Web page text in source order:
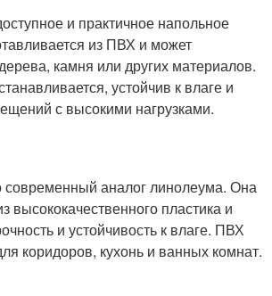
и практичное напольное
из ПВХ и может
камня или других материалов.
устойчив к влаге и
с высокими нагрузками.
аналог линолеума. Она
высококачественного пластика и
и устойчивость к влаге. ПВХ
коридоров, кухонь и ванных комнат.